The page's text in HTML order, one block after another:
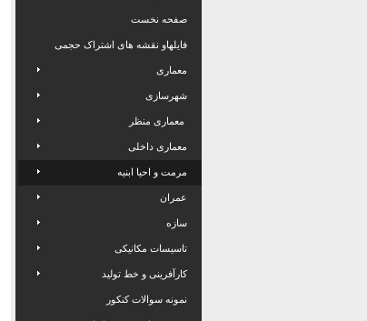
صفحه نخست
فایلهاو نقشه های اشتراک حجمی
معماری
شهرسازی
معماری منظر
معماری داخلی
مرمت و احیا ابنیه
عمران
سازه
تاسیسات مکانیکی
کارآفرینی و خط تولید
نمونه سوالات کنکور